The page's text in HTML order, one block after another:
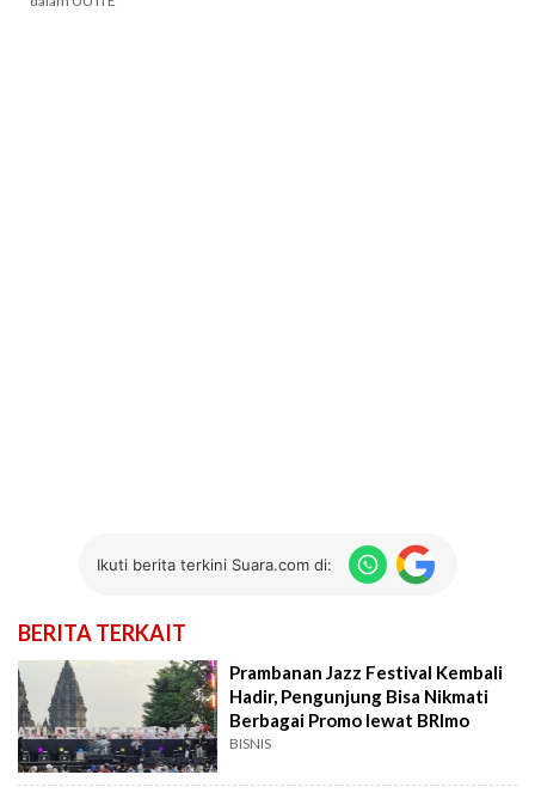
Ikuti berita terkini Suara.com di:
BERITA TERKAIT
Prambanan Jazz Festival Kembali
Hadir, Pengunjung Bisa Nikmati
Berbagai Promo lewat BRImo
BISNIS